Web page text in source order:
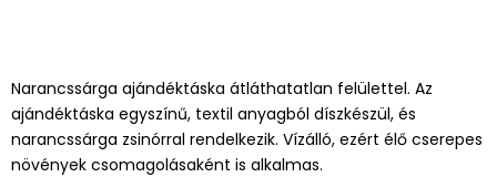
Narancssárga ajándéktáska átláthatatlan felülettel. Az
ajándéktáska egyszínű, textil anyagból díszkészül, és
narancssárga zsinórral rendelkezik. Vízálló, ezért élő cserepes
növények csomagolásaként is alkalmas.